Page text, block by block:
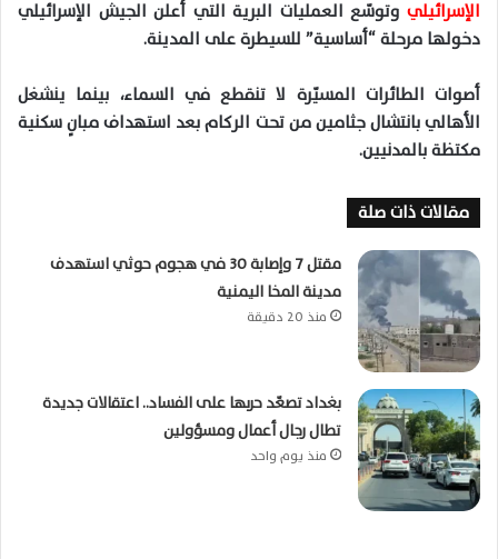
الإسرائيلي وتوسّع العمليات البرية التي أعلن الجيش الإسرائيلي
دخولها مرحلة “أساسية” للسيطرة على المدينة.
أصوات الطائرات المسيّرة لا تنقطع في السماء، بينما ينشغل
الأهالي بانتشال جثامين من تحت الركام بعد استهداف مبانٍ سكنية
مكتظة بالمدنيين.
مقالات ذات صلة
مقتل 7 وإصابة 30 في هجوم حوثي استهدف
مدينة المخا اليمنية
منذ 20 دقيقة
بغداد تصعّد حربها على الفساد.. اعتقالات جديدة
تطال رجال أعمال ومسؤولين
منذ يوم واحد